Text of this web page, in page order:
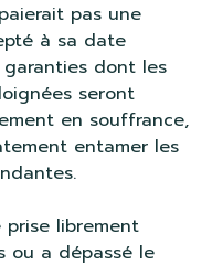
pas une
à sa date
dont les
seront
en souffrance,
entamer les
librement
ou a dépassé le